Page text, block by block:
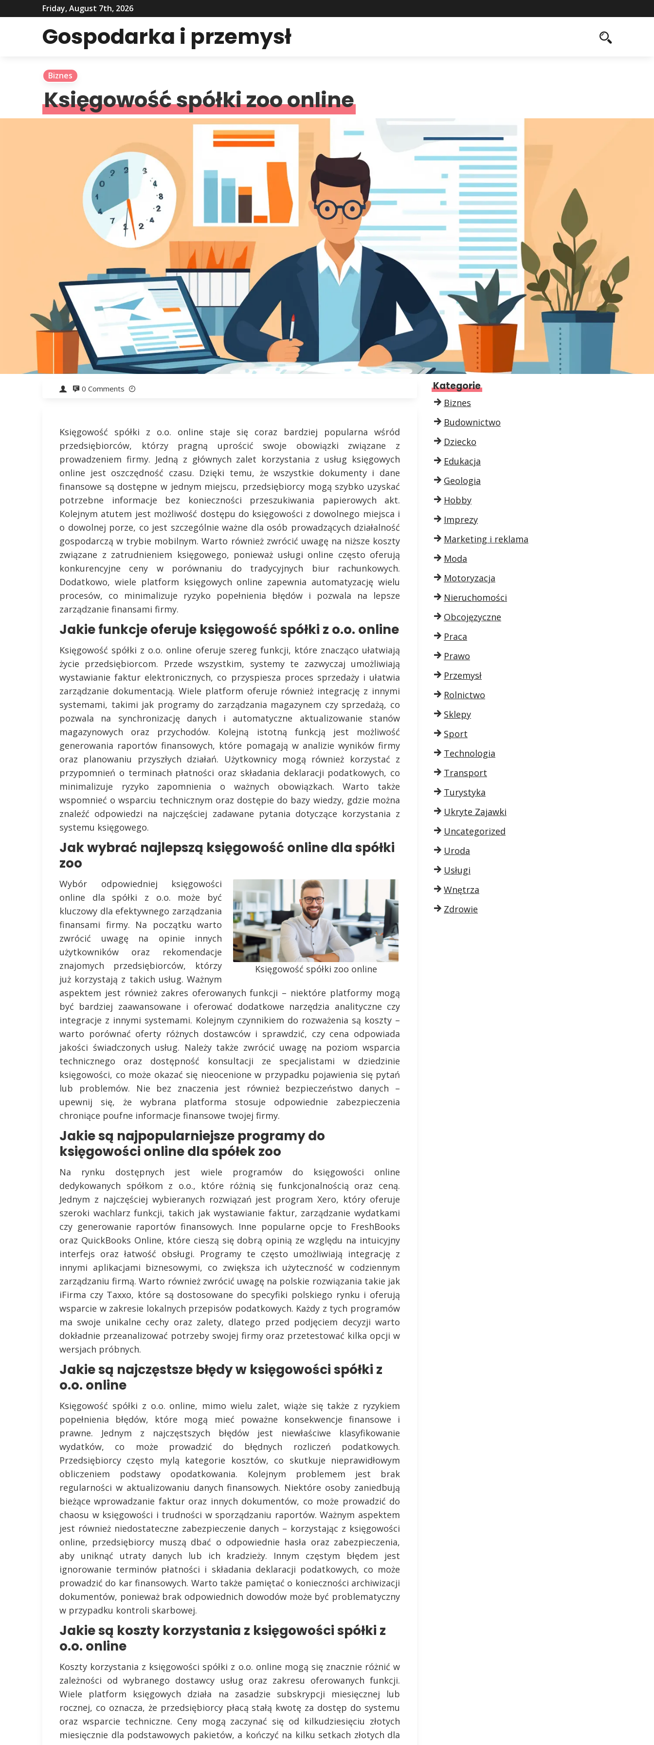
Friday, August 7th, 2026
Gospodarka i przemysł
Biznes
Księgowość spółki zoo online
0 Comments
Księgowość spółki z o.o. online staje się coraz bardziej popularna wśród
przedsiębiorców, którzy pragną uprościć swoje obowiązki związane z
prowadzeniem firmy. Jedną z głównych zalet korzystania z usług księgowych
online jest oszczędność czasu. Dzięki temu, że wszystkie dokumenty i dane
finansowe są dostępne w jednym miejscu, przedsiębiorcy mogą szybko uzyskać
potrzebne informacje bez konieczności przeszukiwania papierowych akt.
Kolejnym atutem jest możliwość dostępu do księgowości z dowolnego miejsca i
o dowolnej porze, co jest szczególnie ważne dla osób prowadzących działalność
gospodarczą w trybie mobilnym. Warto również zwrócić uwagę na niższe koszty
związane z zatrudnieniem księgowego, ponieważ usługi online często oferują
konkurencyjne ceny w porównaniu do tradycyjnych biur rachunkowych.
Dodatkowo, wiele platform księgowych online zapewnia automatyzację wielu
procesów, co minimalizuje ryzyko popełnienia błędów i pozwala na lepsze
zarządzanie finansami firmy.
Jakie funkcje oferuje księgowość spółki z o.o. online
Księgowość spółki z o.o. online oferuje szereg funkcji, które znacząco ułatwiają
życie przedsiębiorcom. Przede wszystkim, systemy te zazwyczaj umożliwiają
wystawianie faktur elektronicznych, co przyspiesza proces sprzedaży i ułatwia
zarządzanie dokumentacją. Wiele platform oferuje również integrację z innymi
systemami, takimi jak programy do zarządzania magazynem czy sprzedażą, co
pozwala na synchronizację danych i automatyczne aktualizowanie stanów
magazynowych oraz przychodów. Kolejną istotną funkcją jest możliwość
generowania raportów finansowych, które pomagają w analizie wyników firmy
oraz planowaniu przyszłych działań. Użytkownicy mogą również korzystać z
przypomnień o terminach płatności oraz składania deklaracji podatkowych, co
minimalizuje ryzyko zapomnienia o ważnych obowiązkach. Warto także
wspomnieć o wsparciu technicznym oraz dostępie do bazy wiedzy, gdzie można
znaleźć odpowiedzi na najczęściej zadawane pytania dotyczące korzystania z
systemu księgowego.
Jak wybrać najlepszą księgowość online dla spółki
zoo
Księgowość spółki zoo online
Wybór odpowiedniej księgowości
online dla spółki z o.o. może być
kluczowy dla efektywnego zarządzania
finansami firmy. Na początku warto
zwrócić uwagę na opinie innych
użytkowników oraz rekomendacje
znajomych przedsiębiorców, którzy
już korzystają z takich usług. Ważnym
aspektem jest również zakres oferowanych funkcji – niektóre platformy mogą
być bardziej zaawansowane i oferować dodatkowe narzędzia analityczne czy
integracje z innymi systemami. Kolejnym czynnikiem do rozważenia są koszty –
warto porównać oferty różnych dostawców i sprawdzić, czy cena odpowiada
jakości świadczonych usług. Należy także zwrócić uwagę na poziom wsparcia
technicznego oraz dostępność konsultacji ze specjalistami w dziedzinie
księgowości, co może okazać się nieocenione w przypadku pojawienia się pytań
lub problemów. Nie bez znaczenia jest również bezpieczeństwo danych –
upewnij się, że wybrana platforma stosuje odpowiednie zabezpieczenia
chroniące poufne informacje finansowe twojej firmy.
Jakie są najpopularniejsze programy do
księgowości online dla spółek zoo
Na rynku dostępnych jest wiele programów do księgowości online
dedykowanych spółkom z o.o., które różnią się funkcjonalnością oraz ceną.
Jednym z najczęściej wybieranych rozwiązań jest program Xero, który oferuje
szeroki wachlarz funkcji, takich jak wystawianie faktur, zarządzanie wydatkami
czy generowanie raportów finansowych. Inne popularne opcje to FreshBooks
oraz QuickBooks Online, które cieszą się dobrą opinią ze względu na intuicyjny
interfejs oraz łatwość obsługi. Programy te często umożliwiają integrację z
innymi aplikacjami biznesowymi, co zwiększa ich użyteczność w codziennym
zarządzaniu firmą. Warto również zwrócić uwagę na polskie rozwiązania takie jak
iFirma czy Taxxo, które są dostosowane do specyfiki polskiego rynku i oferują
wsparcie w zakresie lokalnych przepisów podatkowych. Każdy z tych programów
ma swoje unikalne cechy oraz zalety, dlatego przed podjęciem decyzji warto
dokładnie przeanalizować potrzeby swojej firmy oraz przetestować kilka opcji w
wersjach próbnych.
Jakie są najczęstsze błędy w księgowości spółki z
o.o. online
Księgowość spółki z o.o. online, mimo wielu zalet, wiąże się także z ryzykiem
popełnienia błędów, które mogą mieć poważne konsekwencje finansowe i
prawne. Jednym z najczęstszych błędów jest niewłaściwe klasyfikowanie
wydatków, co może prowadzić do błędnych rozliczeń podatkowych.
Przedsiębiorcy często mylą kategorie kosztów, co skutkuje nieprawidłowym
obliczeniem podstawy opodatkowania. Kolejnym problemem jest brak
regularności w aktualizowaniu danych finansowych. Niektóre osoby zaniedbują
bieżące wprowadzanie faktur oraz innych dokumentów, co może prowadzić do
chaosu w księgowości i trudności w sporządzaniu raportów. Ważnym aspektem
jest również niedostateczne zabezpieczenie danych – korzystając z księgowości
online, przedsiębiorcy muszą dbać o odpowiednie hasła oraz zabezpieczenia,
aby uniknąć utraty danych lub ich kradzieży. Innym częstym błędem jest
ignorowanie terminów płatności i składania deklaracji podatkowych, co może
prowadzić do kar finansowych. Warto także pamiętać o konieczności archiwizacji
dokumentów, ponieważ brak odpowiednich dowodów może być problematyczny
w przypadku kontroli skarbowej.
Jakie są koszty korzystania z księgowości spółki z
o.o. online
Koszty korzystania z księgowości spółki z o.o. online mogą się znacznie różnić w
zależności od wybranego dostawcy usług oraz zakresu oferowanych funkcji.
Wiele platform księgowych działa na zasadzie subskrypcji miesięcznej lub
rocznej, co oznacza, że przedsiębiorcy płacą stałą kwotę za dostęp do systemu
oraz wsparcie techniczne. Ceny mogą zaczynać się od kilkudziesięciu złotych
miesięcznie dla podstawowych pakietów, a kończyć na kilku setkach złotych dla
Kategorie
Biznes
Budownictwo
Dziecko
Edukacja
Geologia
Hobby
Imprezy
Marketing i reklama
Moda
Motoryzacja
Nieruchomości
Obcojęzyczne
Praca
Prawo
Przemysł
Rolnictwo
Sklepy
Sport
Technologia
Transport
Turystyka
Ukryte Zajawki
Uncategorized
Uroda
Usługi
Wnętrza
Zdrowie